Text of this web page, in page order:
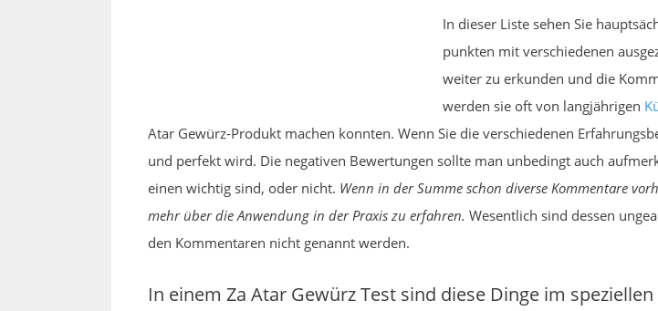
In dieser Liste sehen Sie
punkten mit verschiedenen
weiter zu erkunden und die
werden sie oft von langjährigen
Atar Gewürz-Produkt machen konnten. Wenn Sie die verschiedenen
und perfekt wird. Die negativen Bewertungen sollte man unbedingt auch
einen wichtig sind, oder nicht. Wenn in der Summe schon diverse Kommentare
mehr über die Anwendung in der Praxis zu erfahren. Wesentlich sind dessen
den Kommentaren nicht genannt werden.
In einem Za Atar Gewürz Test sind diese Dinge im